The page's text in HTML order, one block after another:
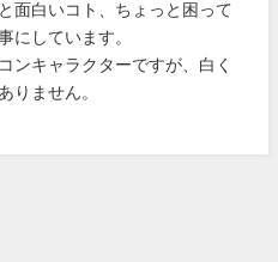
面白いコト、ちょっと困って
にしています。
ンキャラクターですが、白く
りません。